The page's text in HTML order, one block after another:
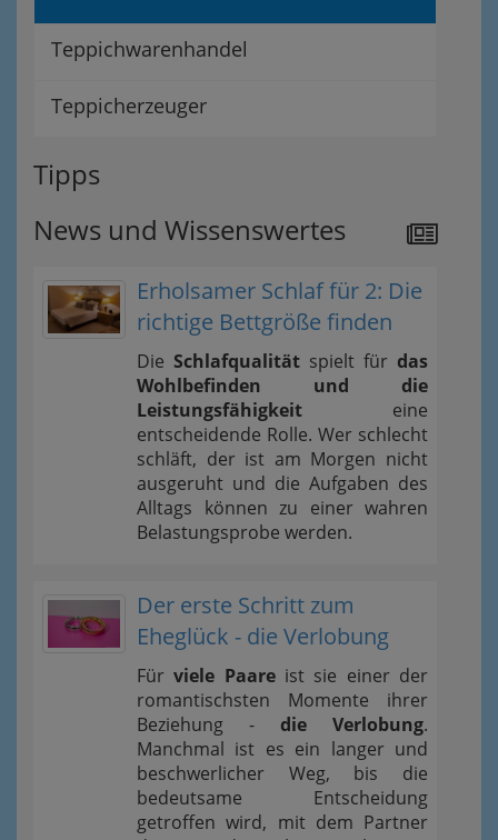
Teppichwarenhandel
Teppicherzeuger
Tipps
News und Wissenswertes
Erholsamer Schlaf für 2: Die
richtige Bettgröße finden
Die Schlafqualität spielt für das
Wohlbefinden und die
Leistungsfähigkeit eine
entscheidende Rolle. Wer schlecht
schläft, der ist am Morgen nicht
ausgeruht und die Aufgaben des
Alltags können zu einer wahren
Belastungsprobe werden.
Der erste Schritt zum
Eheglück - die Verlobung
Fürviele Paareist sie einer der
romantischsten Momente ihrer
Beziehung - die Verlobung.
Manchmal ist es ein langer und
beschwerlicher Weg, bis die
bedeutsame Entscheidung
getroffen wird, mit dem Partner